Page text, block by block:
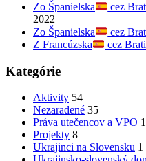
Zo Španielska cez
2022
Zo Španielska
cez
Z Francúzska
cez
Kategórie
Aktivity 54
Nezaradené 35
Práva utečencov a VPO
Projekty 8
Ukrajinci na Slovensku 1